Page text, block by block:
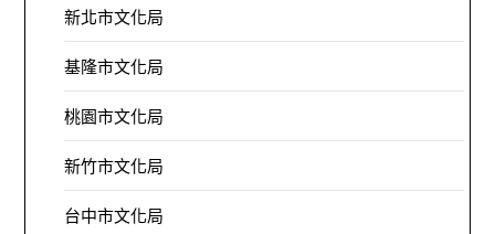
新北市文化局
基隆市文化局
桃園市文化局
新竹市文化局
台中市文化局